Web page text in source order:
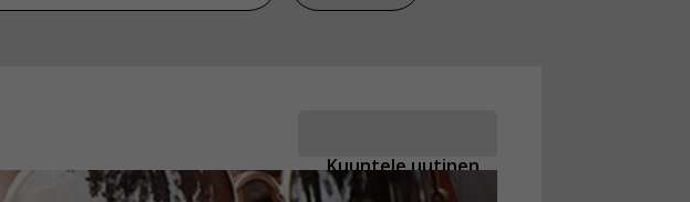
Kuuntele uutinen